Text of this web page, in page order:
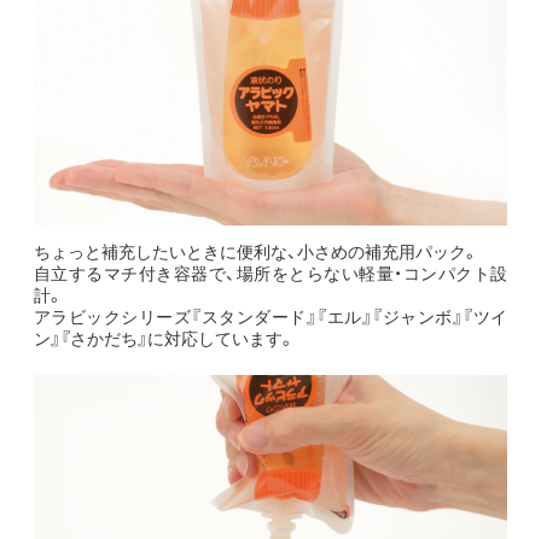
ちょっと補充したいときに便利な、小さめの補充用パック。
自立するマチ付き容器で、場所をとらない軽量・コンパクト設
計。
アラビックシリーズ『スタンダード』『エル』『ジャンボ』『ツイ
ン』『さかだち』に対応しています。